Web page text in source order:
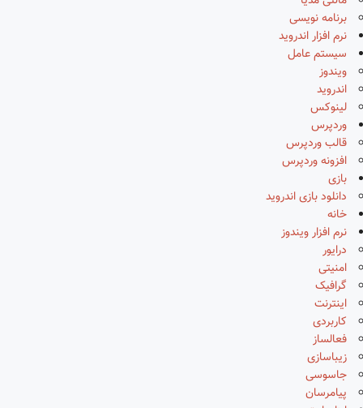
برنامه نویسی
نرم افزار اندروید
سیستم عامل
ویندوز
اندروید
لینوکس
وردپرس
قالب وردپرس
افزونه وردپرس
بازی
دانلود بازی اندروید
خانه
نرم افزار ویندوز
درایور
امنیتی
گرافیک
اینترنت
کاربردی
فعالساز
زیباسازی
جاسوسی
پیامرسان